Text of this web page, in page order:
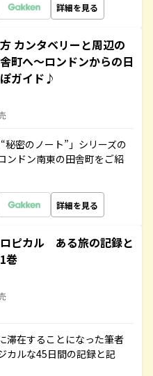
詳細を見る
カンタベリーと周辺の
町へ～ロンドンからの日
ガイド♪
密のノート”」シリーズの
ンドン南東の田舎町をご紹
詳細を見る
ピカル ある旅の記録と
巻
滞在することになった筆者
カルな45日間の記録と記